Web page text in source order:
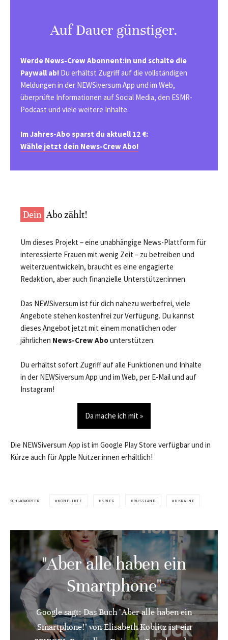
Auf Dauer günstiger.
Werde News-Crew Abonnent:in und schalte die
Paywall ab! Du erhältst Zugriff auf die vollständigen
Meldungen in der NEWSiversum App und im Web,
überprüfte Informationen auf Social Media, den ESMR-
Podcast und viele weitere Inhalte.
Im Jahres-Abo sparst du aktuell 12 €:
Wähle jetzt dein News-Crew Abo!
Dein Abo zählt!
Um dieses Projekt – eine unabhängige News-Plattform für
interessierte Frauen mit wenig Zeit – zu betreiben und
weiterzuentwickeln, braucht es eine engagierte
Redaktion, aber auch finanzielle Unterstützer:innen.
Das NEWSiversum ist für dich nahezu werbefrei, viele
Angebote stehen kostenfrei zur Verfügung. Du kannst
dieses Angebot jetzt mit einem monatlichen oder
jährlichen News-Crew Abounterstützen.
Du erhältst sofort Zugriff auf alle Funktionen und Inhalte
in der NEWSiversum App und im Web, per E-Mail und auf
Instagram!
Da mache ich mit »
Die NEWSiversum App ist im Google Play Store verfügbar und in
Kürze auch für Apple Nutzer:innen erhältlich!
SCHLAGWÖRTER KONFLIKTE KRIEG RUSSLAND UKRAINE
"Aber alle haben ein
Smartphone"
Google sagt: Das Buch "Aber alle haben ein
Smartphone!" von Elisabeth Koblitz ist ein